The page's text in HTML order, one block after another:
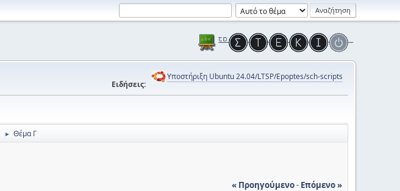
Ειδήσεις:
Υποστήριξη Ubuntu 24.04/LTSP/Epoptes/sch-scripts
► Θέμα Γ
« Προηγούμενο- Επόμενο »